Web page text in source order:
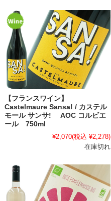
【フランスワイン】
Castelmaure Sansa! / カステル
モール サンサ! AOC コルビエ
ール 750ml
¥2,070(税込 ¥2,278)
在庫切れ